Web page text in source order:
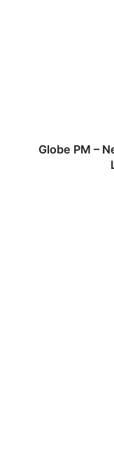
Globe PM –